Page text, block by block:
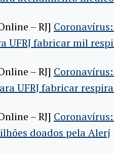
– RJ]
UFRJ fabricar mil
– RJ]
UFRJ fabricar
– RJ]
doados pela Alerj